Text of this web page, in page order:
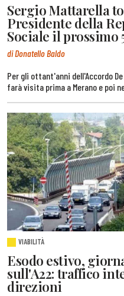
Sergio Mattarella
Presidente della
Sociale il prossimo
di Donatello Baldo
Per gli ottant'anni dell'Accordo
farà visita prima a Merano e poi
VIABILITÀ
Esodo estivo,
sull'A22: traffico
direzioni